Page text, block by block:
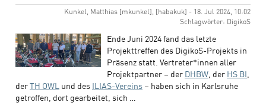
Kunkel, Matthias [mkunkel], [habakuk] - 18. Jul 2024, 10:02
Schlagwörter: DigikoS
Ende Juni 2024 fand das letzte
Projekttreffen des DigikoS-Projekts in
Präsenz statt. Vertreter*innen aller
Projektpartner – der DHBW, der HS BI ,
der
TH OWL und des ILIAS-Vereins – haben sich in Karlsruhe
getroffen, dort gearbeitet, sich …